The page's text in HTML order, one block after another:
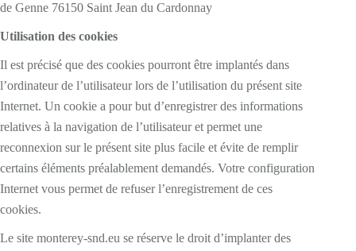
de Genne 76150 Saint Jean du Cardonnay
Utilisation des cookies
Il est précisé que des cookies pourront être implantés dans
l’ordinateur de l’utilisateur lors de l’utilisation du présent site
Internet. Un cookie a pour but d’enregistrer des informations
relatives à la navigation de l’utilisateur et permet une
reconnexion sur le présent site plus facile et évite de remplir
certains éléments préalablement demandés. Votre configuration
Internet vous permet de refuser l’enregistrement de ces
cookies.
Le site monterey-snd.eu se réserve le droit d’implanter des